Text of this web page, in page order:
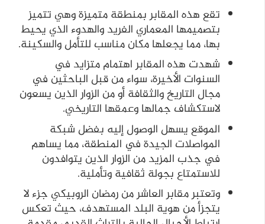
تقع هذه المقابر بمنطقة متميزة وهي تتميز
بتصميمها المعماري الفريد والهدوء الذي يحيط
بها، مما يجعلها مكان مناسب للتأمل والسكينة.
شهدت هذه المقابر اهتمام متزايد في
السنوات الأخيرة، سواء من قبل الباحثين في
مجال التاريخ والثقافة أو من الزوار الذين يسعون
لاستكشاف جمالها وعمقها التاريخي.
الموقع يسهل الوصول إليه بفضل شبكة
المواصلات الجيدة في المنطقة، مما يساهم
في جذب المزيد من الزوار الذين يتوافدون
للاستمتاع بجولة ثقافية وتأملية.
وتعتبر مقابر العاشر من رمضان الروبيكي جزء لا
يتجزأ من هوية البلد المستهدف، حيث تعكس